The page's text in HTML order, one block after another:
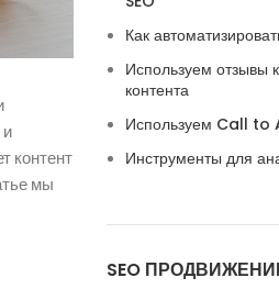
и
контент
мы
Как
Используем отзывы
контента
Используем Call to
Инструменты для
SEO